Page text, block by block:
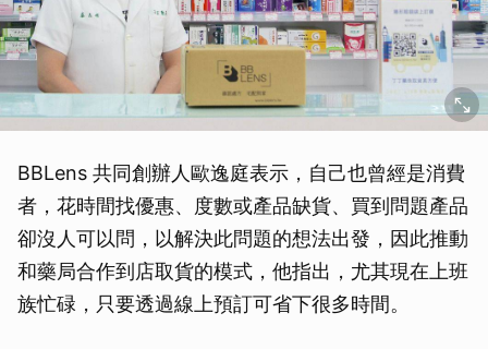
BBLens 共同創辦人歐逸庭表示，自己也曾經是消費
者，花時間找優惠、度數或產品缺貨、買到問題產品
卻沒人可以問，以解決此問題的想法出發，因此推動
和藥局合作到店取貨的模式，他指出，尤其現在上班
族忙碌，只要透過線上預訂可省下很多時間。